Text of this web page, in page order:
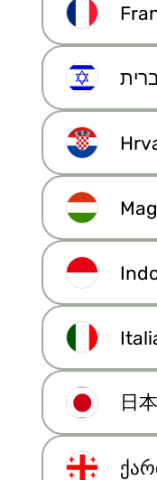
La recherche
pour vos clients
La plupart des gens
nouveau logement
leur ancien bien.
une solution simple si
d'agent précis en
visibilité pour vous
locaux et
avec les partenaires
bénéficiant d'une
recherche et sur les
Les portails
reconnus et utilisés
personnes pour la
plus des portails
diffusées sur
centaines de milliers
recherche de biens
mène des
moteurs de
日